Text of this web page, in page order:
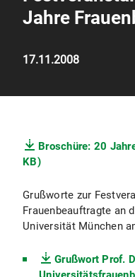
Jahre
17.11.2008
Broschüre: 20
KB)
Grußworte zur
Frauenbeauftragte an
Universität München
Grußwort Prof.